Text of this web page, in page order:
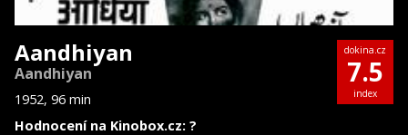
Aandhiyan
Aandhiyan
1952, 96 min
Hodnocení na Kinobox.cz: ?
dokina.cz
7.5
index